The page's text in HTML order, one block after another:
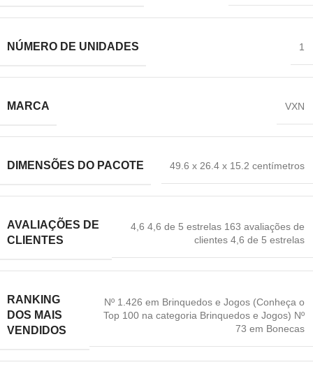
NÚMERO DE UNIDADES ‎1
MARCA ‎VXN
DIMENSÕES DO PACOTE 49.6 x 26.4 x 15.2 centímetros
AVALIAÇÕES DE
CLIENTES
4,6 4,6 de 5 estrelas 163 avaliações de
clientes 4,6 de 5 estrelas
RANKING
DOS MAIS
VENDIDOS
Nº 1.426 em Brinquedos e Jogos (Conheça o
Top 100 na categoria Brinquedos e Jogos) Nº
73 em Bonecas